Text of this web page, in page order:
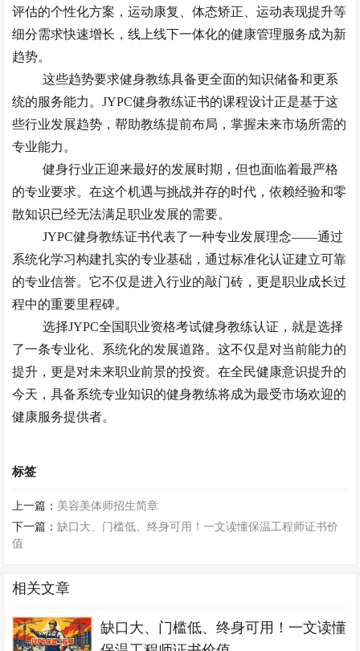
评估的个性化方案，运动康复、体态矫正、运动表现提升等
细分需求快速增长，线上线下一体化的健康管理服务成为新
趋势。
这些趋势要求健身教练具备更全面的知识储备和更系
统的服务能力。JYPC健身教练证书的课程设计正是基于这
些行业发展趋势，帮助教练提前布局，掌握未来市场所需的
专业能力。
健身行业正迎来最好的发展时期，但也面临着最严格
的专业要求。在这个机遇与挑战并存的时代，依赖经验和零
散知识已经无法满足职业发展的需要。
JYPC健身教练证书代表了一种专业发展理念——通过
系统化学习构建扎实的专业基础，通过标准化认证建立可靠
的专业信誉。它不仅是进入行业的敲门砖，更是职业成长过
程中的重要里程碑。
选择JYPC全国职业资格考试健身教练认证，就是选择
了一条专业化、系统化的发展道路。这不仅是对当前能力的
提升，更是对未来职业前景的投资。在全民健康意识提升的
今天，具备系统专业知识的健身教练将成为最受市场欢迎的
健康服务提供者。
标签
上一篇： 美容美体师招生简章
下一篇：缺口大、门槛低、终身可用！一文读懂保温工程师证书价
值
相关文章
缺口大、门槛低、终身可用！一文读懂